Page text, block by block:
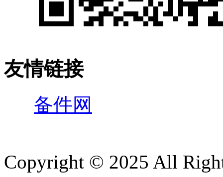
友情链接
备件网
Copyright © 2025 All